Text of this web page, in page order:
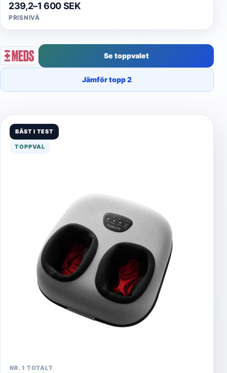
239,2–1 600 SEK
PRISNIVÅ
Se toppvalet
Jämför topp 2
BÄST I TEST
TOPPVAL
NR. 1 TOTALT